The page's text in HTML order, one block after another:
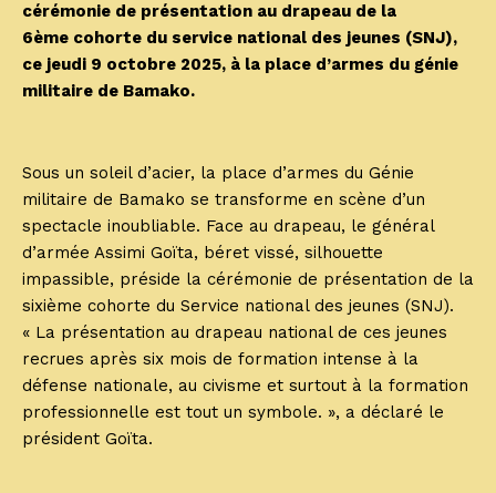
cérémonie de présentation au drapeau de la
6ème cohorte du service national des jeunes (SNJ),
ce jeudi 9 octobre 2025, à la place d’armes du génie
militaire de Bamako.
Sous un soleil d’acier, la place d’armes du Génie
militaire de Bamako se transforme en scène d’un
spectacle inoubliable. Face au drapeau, le général
d’armée Assimi Goïta, béret vissé, silhouette
impassible, préside la cérémonie de présentation de la
sixième cohorte du Service national des jeunes (SNJ).
« La présentation au drapeau national de ces jeunes
recrues après six mois de formation intense à la
défense nationale, au civisme et surtout à la formation
professionnelle est tout un symbole. », a déclaré le
président Goïta.